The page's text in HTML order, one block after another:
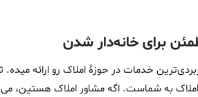
12 ساله‌ش، کاربردی‌ترین خدمات در حوزۀ
در حوزۀ املاک به شماست. اگه مشاور